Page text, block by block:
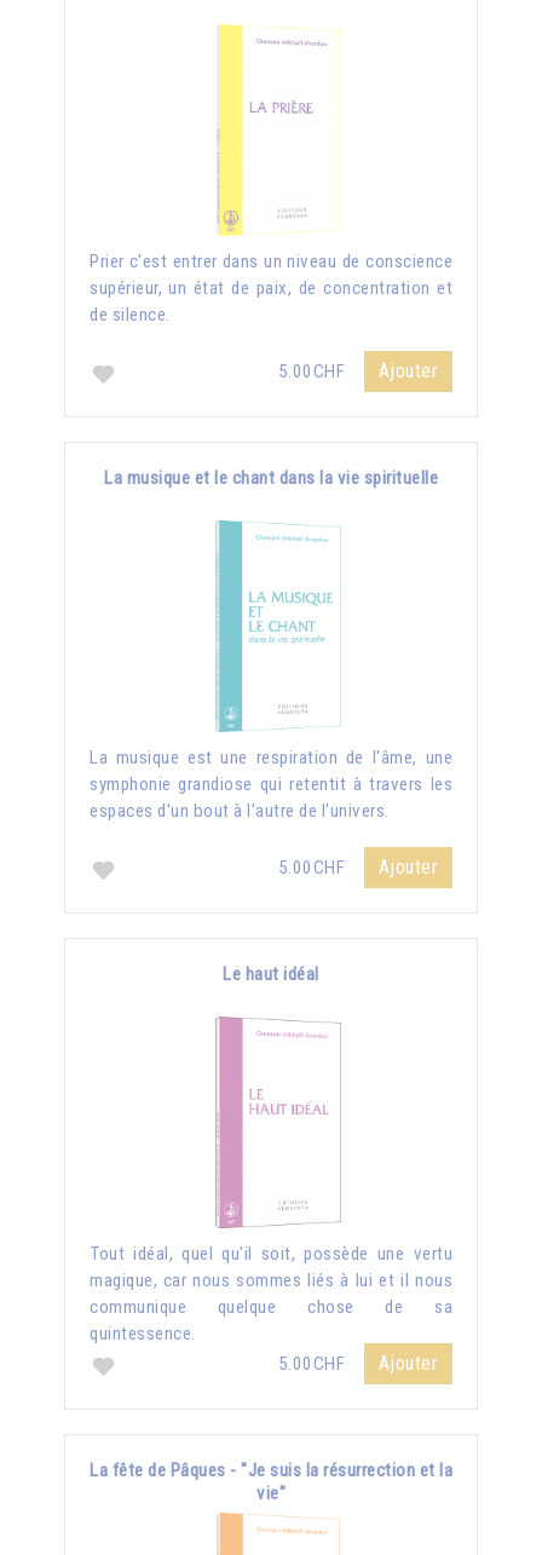
Prier c'est entrer dans un niveau de conscience
supérieur, un état de paix, de concentration et
de silence.
5.00CHF Ajouter
La musique et le chant dans la vie spirituelle
La musique est une respiration de l'âme, une
symphonie grandiose qui retentit à travers les
espaces d'un bout à l'autre de l'univers.
5.00CHF Ajouter
Le haut idéal
Tout idéal, quel qu'il soit, possède une vertu
magique, car nous sommes liés à lui et il nous
communique quelque chose de sa
quintessence.
5.00CHF
Ajouter
La fête de Pâques - "Je suis la résurrection et la
vie"